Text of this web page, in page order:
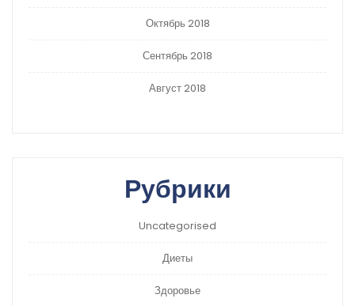
Октябрь 2018
Сентябрь 2018
Август 2018
Рубрики
Uncategorised
Диеты
Здоровье